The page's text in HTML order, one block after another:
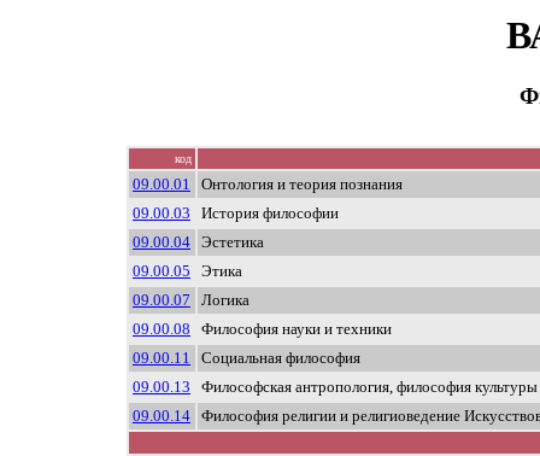
код
09.00.01
Онтология и теория познания
09.00.03
История философии
09.00.04 Эстетика
09.00.05
Этика
09.00.07
Логика
09.00.08
Философия науки и техники
09.00.11
Социальная философия
09.00.13
Философская антропология, философия культуры
09.00.14 Философия религии и религиоведение